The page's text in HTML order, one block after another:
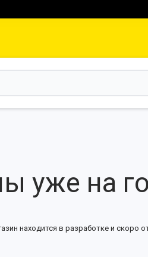
уже на
находится в разработке и скоро